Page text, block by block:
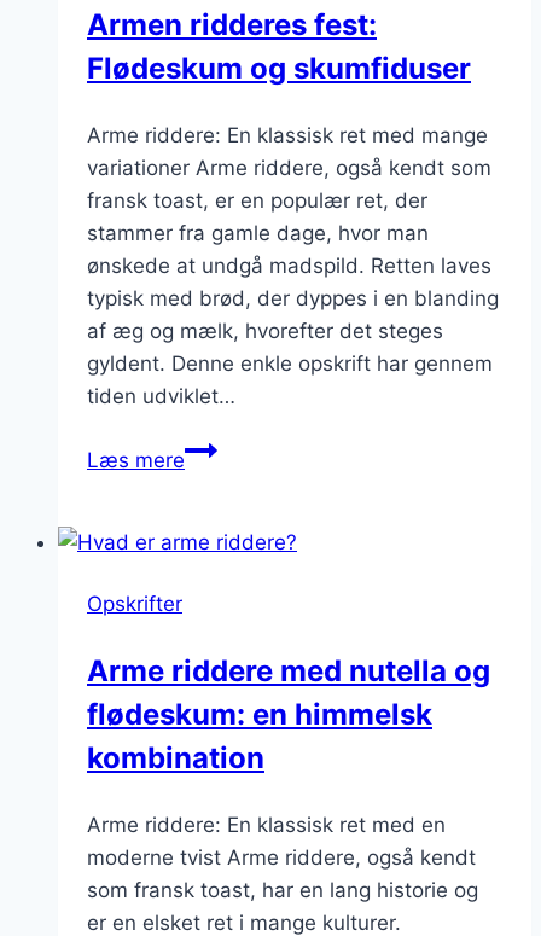
Armen ridderes fest:
Flødeskum og skumfiduser
Arme riddere: En klassisk ret med mange
variationer Arme riddere, også kendt som
fransk toast, er en populær ret, der
stammer fra gamle dage, hvor man
ønskede at undgå madspild. Retten laves
typisk med brød, der dyppes i en blanding
af æg og mælk, hvorefter det steges
gyldent. Denne enkle opskrift har gennem
tiden udviklet…
Læs mereArmen
Flødeskum
Opskrifter
Arme riddere med nutella og
flødeskum: en himmelsk
kombination
Arme riddere: En klassisk ret med en
moderne tvist Arme riddere, også kendt
som fransk toast, har en lang historie og
er en elsket ret i mange kulturer.